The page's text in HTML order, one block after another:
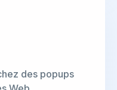
des popups